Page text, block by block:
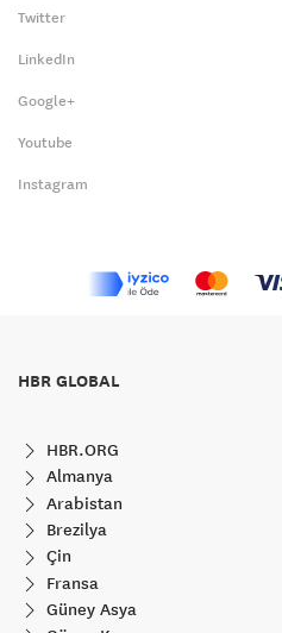
Twitter
LinkedIn
Google+
Youtube
Instagram
HBR GLOBAL
HBR.ORG
Almanya
Arabistan
Brezilya
Çin
Fransa
Güney Asya